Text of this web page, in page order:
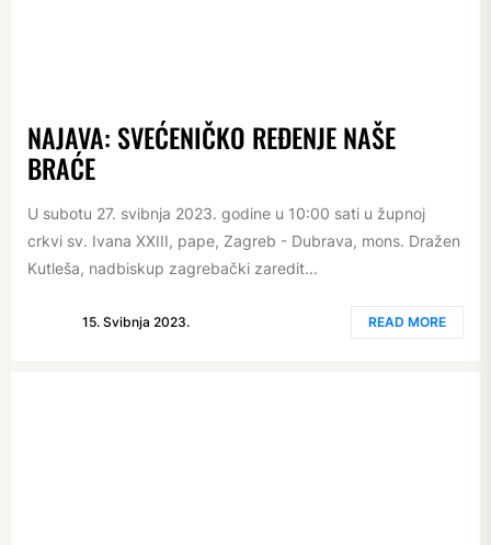
NAJAVA: SVEĆENIČKO REĐENJE NAŠE
BRAĆE
U subotu 27. svibnja 2023. godine u 10:00 sati u župnoj
crkvi sv. Ivana XXIII, pape, Zagreb - Dubrava, mons. Dražen
Kutleša, nadbiskup zagrebački zaredit...
15. Svibnja 2023. READ MORE